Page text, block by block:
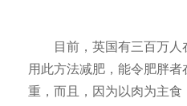
目前，英国有三百万人
用此方法减肥，能令肥胖
重，而且，因为以肉为主